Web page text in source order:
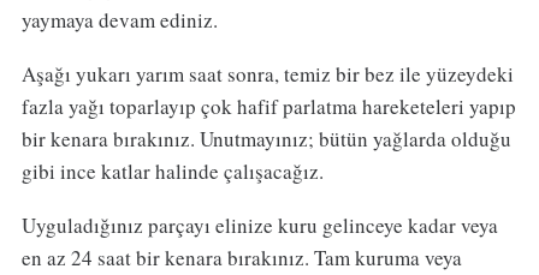
yaymaya devam ediniz.
Aşağı yukarı yarım saat sonra, temiz bir bez ile yüzeydeki
fazla yağı toparlayıp çok hafif parlatma hareketeleri yapıp
bir kenara bırakınız. Unutmayınız; bütün yağlarda olduğu
gibi ince katlar halinde çalışacağız.
Uyguladığınız parçayı elinize kuru gelinceye kadar veya
en az 24 saat bir kenara bırakınız. Tam kuruma veya